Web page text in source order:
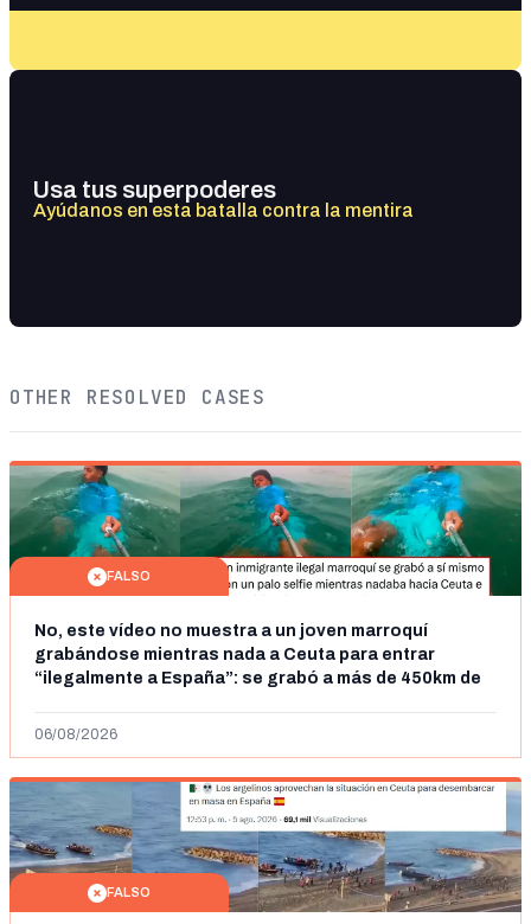
Usa tus superpoderes
Ayúdanos en esta batalla contra la mentira
OTHER RESOLVED CASES
FALSO
No, este vídeo no muestra a un joven marroquí
grabándose mientras nada a Ceuta para entrar
“ilegalmente a España”: se grabó a más de 450km de
06/08/2026
FALSO